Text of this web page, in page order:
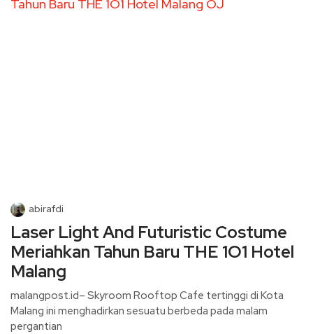
abirafdi
Laser Light And Futuristic Costume
Meriahkan Tahun Baru THE 1O1 Hotel
Malang
malangpost.id– Skyroom Rooftop Cafe tertinggi di Kota
Malang ini menghadirkan sesuatu berbeda pada malam
pergantian